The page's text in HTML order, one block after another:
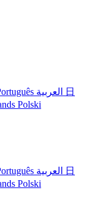
日
Polski
日
Polski